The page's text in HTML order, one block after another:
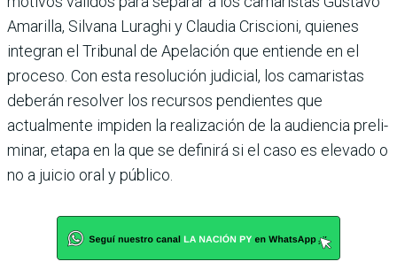
Amari­lla, Silvana Luraghi y Claudia Criscioni, quienes
integran el Tribunal de Apelación que entiende en el
proceso. Con esta resolución judicial, los camaristas
deberán resolver los recursos pendientes que
actualmente impiden la rea­lización de la audiencia preli­
minar, etapa en la que se defi­nirá si el caso es elevado o
no a juicio oral y público.